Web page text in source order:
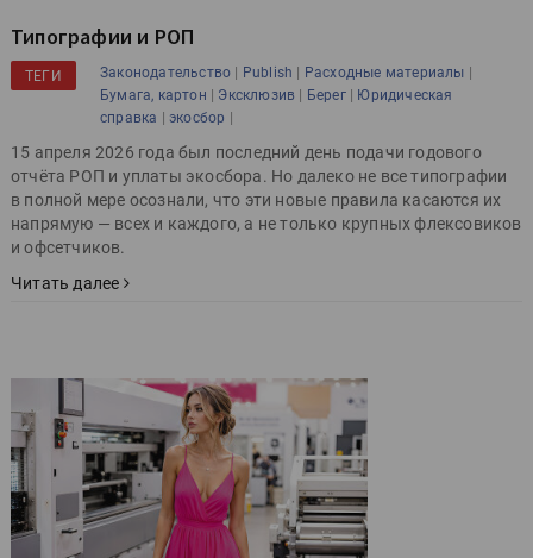
Типографии и РОП
ТЕГИ Законодательство | Publish | Расходные материалы |
Бумага, картон | Эксклюзив | Берег| Юридическая
справка | экосбор |
15 апреля 2026 года был последний день подачи годового
отчёта РОП и уплаты экосбора. Но далеко не все типографии
в полной мере осознали, что эти новые правила касаются их
напрямую — всех и каждого, а не только крупных флексовиков
и офсетчиков.
Читать далее